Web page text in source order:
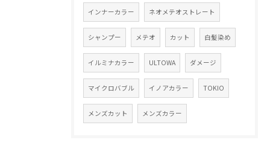
インナーカラー ネオメテオストレート
シャンプー メテオ カット 白髪染め
イルミナカラー ULTOWA ダメージ
マイクロバブル イノアカラー TOKIO
メンズカット メンズカラー